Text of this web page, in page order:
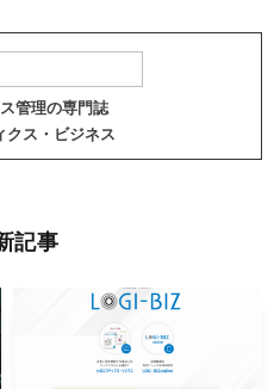
管理の専門誌
クス・ビジネス
記事